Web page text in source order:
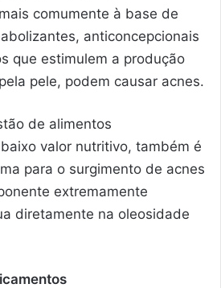
comumente à base de
anticoncepcionais
que estimulem a produção
pele, podem causar acnes.
de alimentos
valor nutritivo, também é
para o surgimento de acnes
extremamente
diretamente na oleosidade